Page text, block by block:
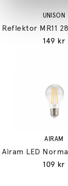
UNISON
149 kr
AIRAM
109 kr